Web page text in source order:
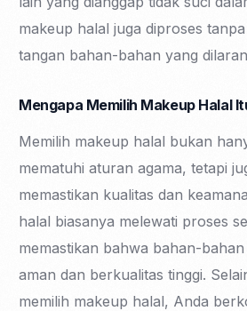
makeup halal juga diproses
tangan bahan-bahan yang
Mengapa Memilih Makeup Halal
Memilih makeup halal bukan
mematuhi aturan agama, tetapi
memastikan kualitas dan
halal biasanya melewati proses
memastikan bahwa bahan-
aman dan berkualitas tinggi.
memilih makeup halal, Anda